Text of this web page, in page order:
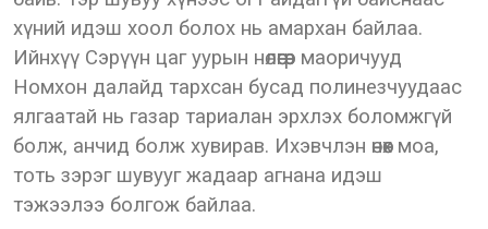
хүний идэш хоол болох нь амархан байлаа.
Ийнхүү Сэрүүн цаг уурын нөлөөгөөр маоричууд
Номхон далайд тархсан бусад полинезчуудаас
ялгаатай нь газар тариалан эрхлэх боломжгүй
болж, анчид болж хувирав. Ихэвчлэн өнөөх моа,
тоть зэрэг шувууг жадаар агнана идэш
тэжээлээ болгож байлаа.